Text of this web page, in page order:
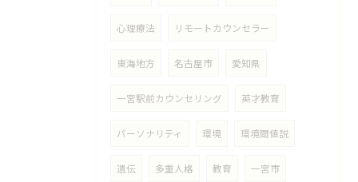
心理療法 リモートカウンセラー
東海地方 名古屋市 愛知県
一宮駅前カウンセリング 英才教育
パーソナリティ 環境 環境閾値説
遺伝 多重人格 教育 一宮市